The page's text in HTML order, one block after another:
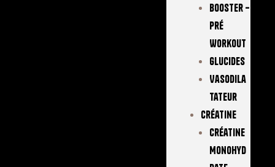
Booster –
Pré
Workout
Glucides
Vasodila
Tateur
Créatine
Créatine
Monohyd